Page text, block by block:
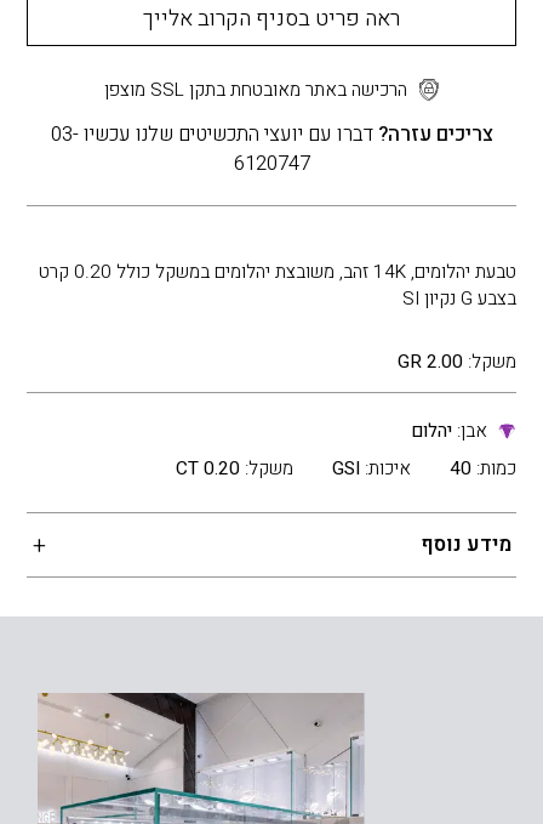
ראה פריט בסניף הקרוב אלייך
הרכישה באתר מאובטחת בתקן SSL מוצפן
צריכים עזרה?
דברו עם יועצי התכשיטים שלנו עכשיו 03-
6120747
טבעת יהלומים, 14K זהב, משובצת יהלומים במשקל כולל 0.20 קרט
בצבע G נקיון SI
משקל: 2.00 GR
אבן:יהלום
כמות: 40 איכות: GSI משקל:0.20 CT
מידע נוסף